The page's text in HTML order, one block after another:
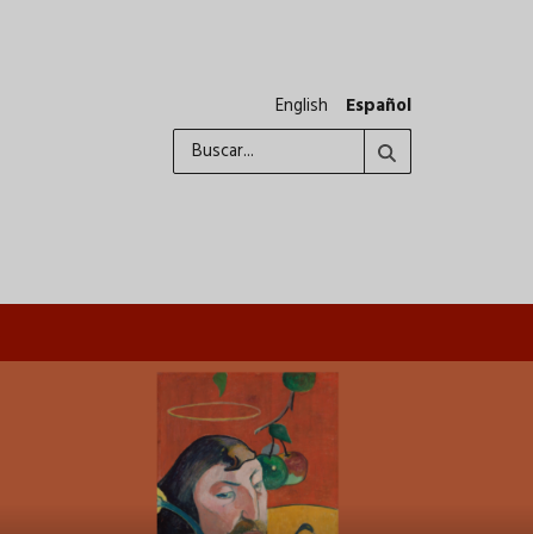
English
Español